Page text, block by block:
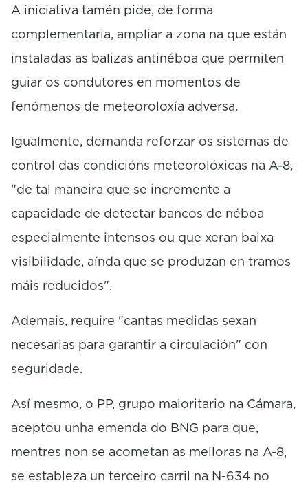
A iniciativa tamén pide, de forma
complementaria, ampliar a zona na que están
instaladas as balizas antinéboa que permiten
guiar os condutores en momentos de
fenómenos de meteoroloxía adversa.
Igualmente, demanda reforzar os sistemas de
control das condicións meteorolóxicas na A-8,
"de tal maneira que se incremente a
capacidade de detectar bancos de néboa
especialmente intensos ou que xeran baixa
visibilidade, aínda que se produzan en tramos
máis reducidos".
Ademais, require "cantas medidas sexan
necesarias para garantir a circulación" con
seguridade.
Así mesmo, o PP, grupo maioritario na Cámara,
aceptou unha emenda do BNG para que,
mentres non se acometan as melloras na A-8,
se estableza un terceiro carril na N-634 no